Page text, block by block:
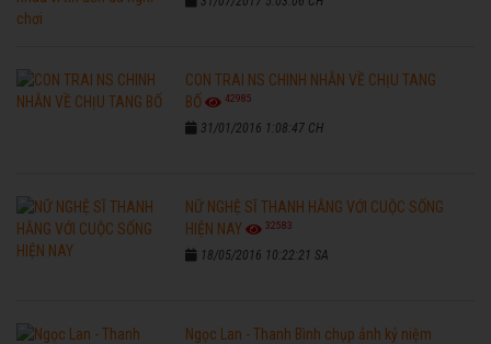
CON TRAI NS CHINH NHẪN VỀ CHỊU TANG
BỐ
42985
31/01/2016 1:08:47 CH
NỮ NGHỆ SĨ THANH HẰNG VỚI CUỘC SỐNG
HIỆN NAY
32583
18/05/2016 10:22:21 SA
Ngọc Lan - Thanh Bình chụp ảnh kỷ niệm